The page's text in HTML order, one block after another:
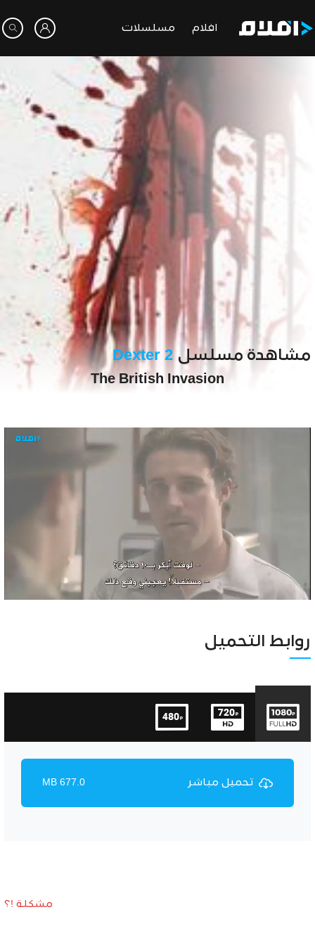
افلام مسلسلات
مشاهدة مسلسل Dexter 2
The British Invasion
Unmute Settings
روابط التحميل
تحميل مباشر 677.0 MB
مشكلة !؟